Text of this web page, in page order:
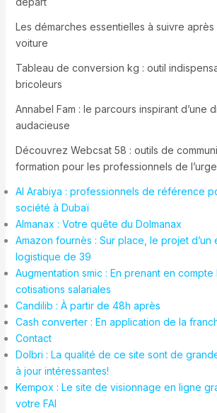
Les démarches essentielles à suivre
voiture
Tableau de conversion kg : outil
bricoleurs
Annabel Fam : le parcours inspirant d’une
audacieuse
Découvrez Webcsat 58 : outils de
formation pour les professionnels de
Al Arabiya : professionnels de référence
société à Dubaï
Almanax : Votre quête du Dolmanax
Amazon fournès : Sur place, le projet d’un
logistique de 39
Augmentation smic : En prenant en
cotisations salariales
Candilib : À partir de 48h après
Cash converter : En application de la
Contact
Dolbri : La qualité de ce site sont de
à jour intéressantes!
Kempox : Le site de visionnage en ligne
votre FAI